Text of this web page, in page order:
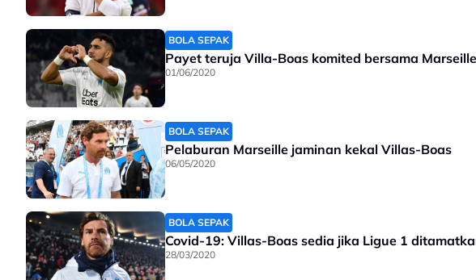
BOLA SEPAK
Payet teruja Villa-Boas komited bersama Marseille
01/06/2020
BOLA SEPAK
Pelaburan Marseille jaminan kekal Villas-Boas
06/05/2020
BOLA SEPAK
Covid-19: Villas-Boas sedia jika Ligue 1
28/03/2020